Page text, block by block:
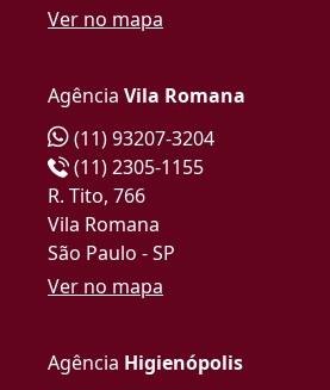
Ver no mapa
Agência Vila Romana
(11) 93207-3204
(11) 2305-1155
R. Tito, 766
Vila Romana
São Paulo - SP
Ver no mapa
Agência Higienópolis